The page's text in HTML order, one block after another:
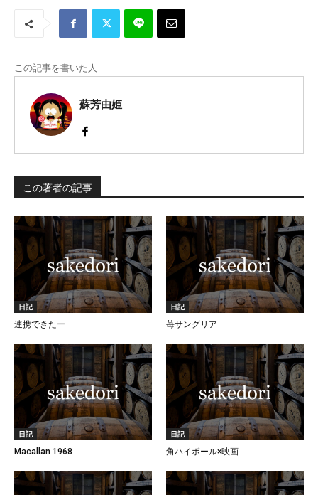
この記事を書いた人
蘇芳由姫
この著者の記事
日記
連携できたー
日記
苺サングリア
日記
Macallan 1968
日記
角ハイボール×映画